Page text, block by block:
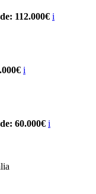
112.000€ i
i
60.000€ i